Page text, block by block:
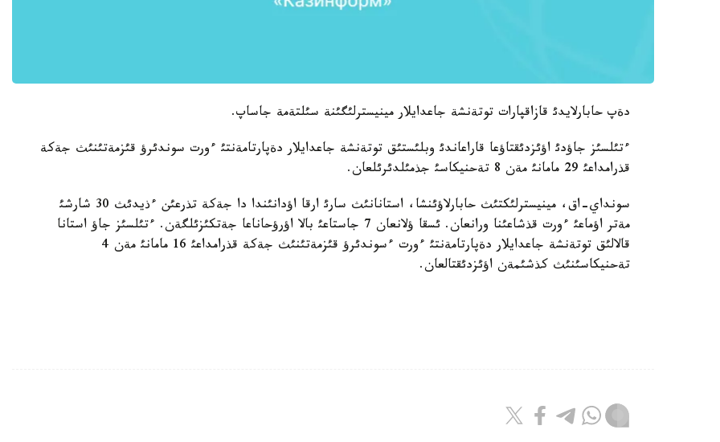
دةپ حابارلايدئ قازاقپارات توتةنشة جاعدايلار مينيسترلئگئنة سئلتةمة جاساپ.
ءتئلسئز جاؤدئ اؤئزدئقتاؤعا قاراعاندئ وبلئستئق توتةنشة جاعدايلار دةپارتامةنتئ ءورت سوندئرؤ قئزمةتئنئث جةكة
قذرامداعئ 29 مامانئ مةن 8 تةحنيكاسئ جذمئلدئرئلعان.
سونداي-اق، مينيسترلئكتئث حابارلاؤئنشا، استانانئث سارئ ارقا اؤدانئندا دا جةكة تذرعئن ءذيدئث 30 شارشئ
مةتر اؤماعئ ءورت قذشاعئنا ورانعان. ئسقا ؤلانعان 7 جاستاعئ بالا اؤرؤحاناعا جةتكئزئلگةن. ءتئلسئز جاؤ استانا
قالالئق توتةنشة جاعدايلار دةپارتامةنتئ ءورت ءسوندئرؤ قئزمةتئنئث جةكة قذرامداعئ 16 مامانئ مةن 4
تةحنيكاسئنئث كذشئمةن اؤئزدئقتالعان.